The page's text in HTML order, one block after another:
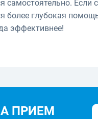
самостоятельно.
более глубокая
эффективнее!
ПРИЕМ